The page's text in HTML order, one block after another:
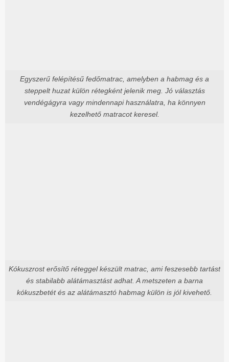
Egyszerű felépítésű fedőmatrac, amelyben a habmag és a
steppelt huzat külön rétegként jelenik meg. Jó választás
vendégágyra vagy mindennapi használatra, ha könnyen
kezelhető matracot keresel.
Kókuszrost erősítő réteggel készült matrac, ami feszesebb tartást
és stabilabb alátámasztást adhat. A metszeten a barna
kókuszbetét és az alátámasztó habmag külön is jól kivehető.